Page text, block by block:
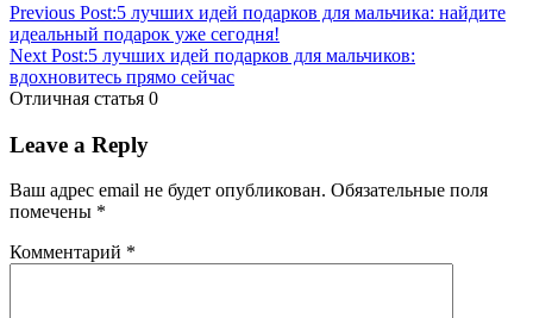
Previous Post:5 лучших идей подарков для мальчика: найдите
идеальный подарок уже сегодня!
Next Post:5 лучших идей подарков для мальчиков:
вдохновитесь прямо сейчас
Отличная статья 0
Leave a Reply
Ваш адрес email не будет опубликован. Обязательные поля
помечены *
Комментарий *